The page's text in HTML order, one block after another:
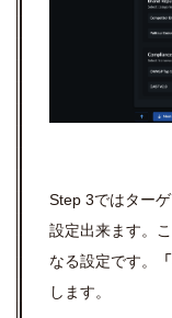
Step 3ではター
設定出来ます。
なる設定です。
します。